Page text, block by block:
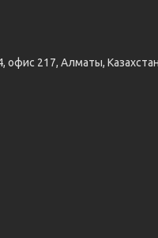
офис 217, Алматы, Казахстан